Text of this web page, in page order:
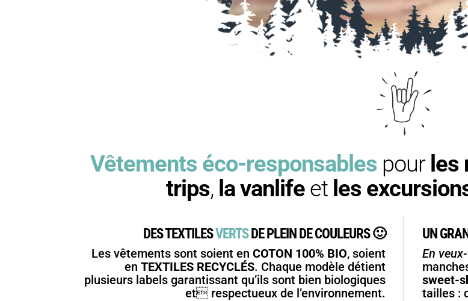
Vêtements éco-responsables pour les
trips, la vanlife et les
DES TEXTILESVERTSDE PLEIN DE COULEURS 🙂
Les vêtements sont soient en COTON 100% BIO, soient
en TEXTILES RECYCLÉS. Chaque modèle détient
plusieurs labels garantissant qu’ils sont bien biologiques
et respectueux de l’environnement.
UN
En
sweet-
tailles :